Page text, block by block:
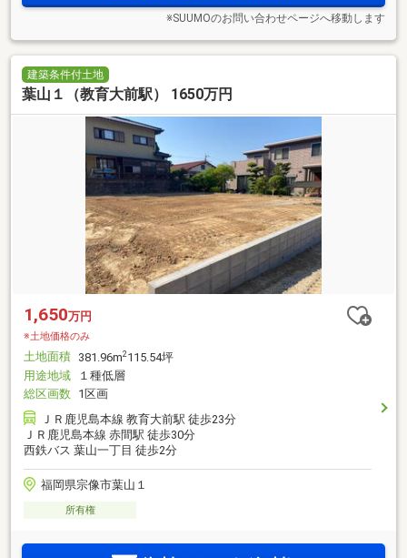
※SUUMOのお問い合わせページへ移動します
建築条件付土地
葉山１（教育大前駅） 1650万円
1,650万円
※土地価格のみ
土地面積 381.96m2 115.54坪
用途地域
１種低層
総区画数 1区画
ＪＲ鹿児島本線 教育大前駅 徒歩23分
ＪＲ鹿児島本線 赤間駅 徒歩30分
西鉄バス 葉山一丁目 徒歩2分
福岡県宗像市葉山１
所有権